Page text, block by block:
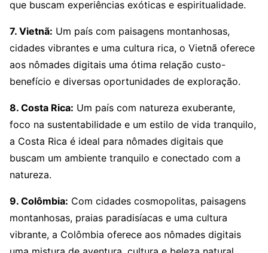
que buscam experiências exóticas e espiritualidade.
7. Vietnã: Um país com paisagens montanhosas,
cidades vibrantes e uma cultura rica, o Vietnã oferece
aos nômades digitais uma ótima relação custo-
benefício e diversas oportunidades de exploração.
8. Costa Rica: Um país com natureza exuberante,
foco na sustentabilidade e um estilo de vida tranquilo,
a Costa Rica é ideal para nômades digitais que
buscam um ambiente tranquilo e conectado com a
natureza.
9. Colômbia: Com cidades cosmopolitas, paisagens
montanhosas, praias paradisíacas e uma cultura
vibrante, a Colômbia oferece aos nômades digitais